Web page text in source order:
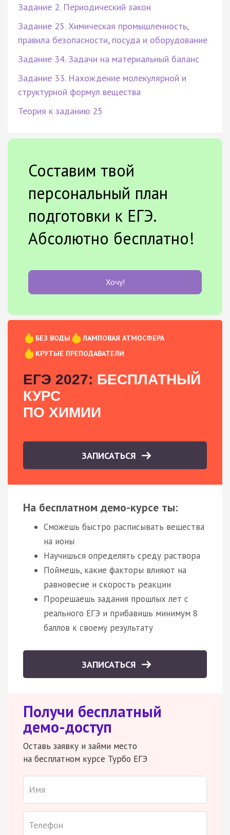
Задание 2. Периодический закон
Задание 25. Химическая промышленность,
правила безопасности, посуда и оборудование
Задание 34. Задачи на материальный баланс
Задание 33. Нахождение молекулярной и
структурной формул вещества
Теория к заданию 25
Составим твой
персональный план
подготовки к ЕГЭ.
Абсолютно бесплатно!
Хочу!
БЕЗ ВОДЫ
ЛАМПОВАЯ АТМОСФЕРА
КРУТЫЕ ПРЕПОДАВАТЕЛИ
ЕГЭ 2027: БЕСПЛАТНЫЙ
КУРС
ПО ХИМИИ
ЗАПИСАТЬСЯ
На бесплатном демо-курсе ты:
Сможешь быстро расписывать вещества
на ионы
Научишься определять среду раствора
Поймешь, какие факторы влияют на
равновесие и скорость реакции
Прорешаешь задания прошлых лет с
реального ЕГЭ и прибавишь минимум 8
баллов к своему результату
ЗАПИСАТЬСЯ
Получи бесплатный
демо-доступ
Оставь заявку и займи место
на бесплатном курсе Турбо ЕГЭ